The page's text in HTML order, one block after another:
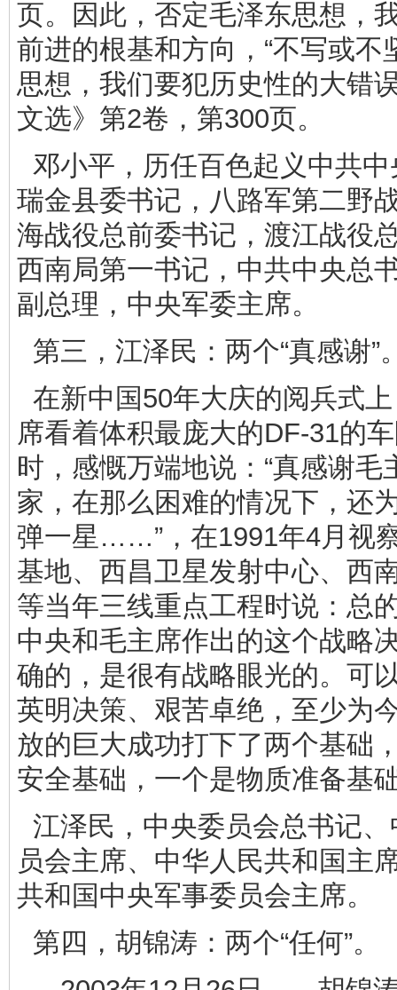
页。因此，否定毛泽东思想，
前进的根基和方向，“不写或不
思想，我们要犯历史性的大错
文选》第2卷，第300页。
邓小平，历任百色起义中共
瑞金县委书记，八路军第二野
海战役总前委书记，渡江战役
西南局第一书记，中共中央总
副总理，中央军委主席。
第三，江泽民：两个“真感谢”
在新中国50年大庆的阅兵式
席看着体积最庞大的DF-31的
时，感慨万端地说：“真感谢毛
家，在那么困难的情况下，还
弹一星……”，在1991年4月视
基地、西昌卫星发射中心、西
等当年三线重点工程时说：总
中央和毛主席作出的这个战略
确的，是很有战略眼光的。可
英明决策、艰苦卓绝，至少为
放的巨大成功打下了两个基础
安全基础，一个是物质准备基
江泽民，中央委员会总书记
员会主席、中华人民共和国主
共和国中央军事委员会主席。
第四，胡锦涛：两个“任何”。